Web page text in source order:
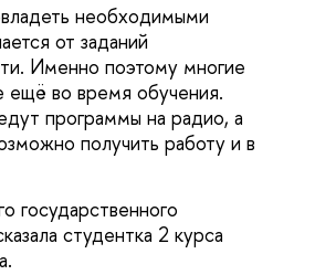
необходимыми
от заданий
Именно поэтому многие
ещё во время обучения.
программы на радио, а
получить работу и в
студентка 2 курса